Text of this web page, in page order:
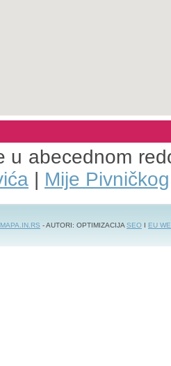
u abecednom
| Mije Pivničkog
MAPA.IN.RS - AUTORI: OPTIMIZACIJASEO I EU